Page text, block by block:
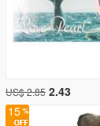
US$ 2.85 2.43
15